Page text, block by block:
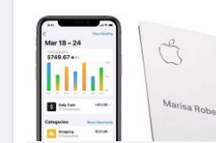
чтобы сушить волосы, то Ва..